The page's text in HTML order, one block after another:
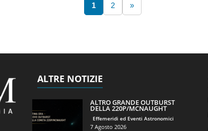
1 2 »
ALTRE NOTIZIE
ALTRO GRANDE OUTBURST
DELLA 220P/MCNAUGHT
Effemeridi ed Eventi Astronomici
7 Agosto 2026